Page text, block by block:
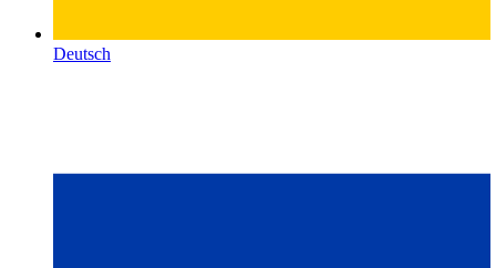
Deutsch